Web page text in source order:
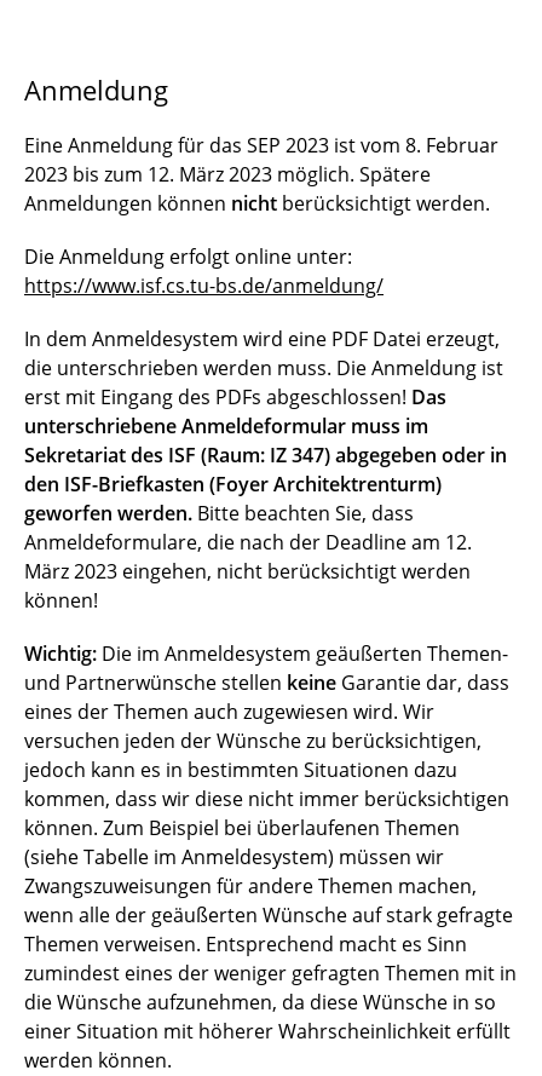
Anmeldung
Eine Anmeldung für das SEP 2023 ist vom 8. Februar
2023 bis zum 12. März 2023 möglich. Spätere
Anmeldungen können nicht berücksichtigt werden.
Die Anmeldung erfolgt online unter:
https://www.isf.cs.tu-bs.de/anmeldung/
In dem Anmeldesystem wird eine PDF Datei erzeugt,
die unterschrieben werden muss. Die Anmeldung ist
erst mit Eingang des PDFs abgeschlossen! Das
unterschriebene Anmeldeformular muss im
Sekretariat des ISF (Raum: IZ 347) abgegeben oder in
den ISF-Briefkasten (Foyer Architektrenturm)
geworfen werden. Bitte beachten Sie, dass
Anmeldeformulare, die nach der Deadline am 12.
März 2023 eingehen, nicht berücksichtigt werden
können!
Wichtig: Die im Anmeldesystem geäußerten Themen-
und Partnerwünsche stellen keine Garantie dar, dass
eines der Themen auch zugewiesen wird. Wir
versuchen jeden der Wünsche zu berücksichtigen,
jedoch kann es in bestimmten Situationen dazu
kommen, dass wir diese nicht immer berücksichtigen
können. Zum Beispiel bei überlaufenen Themen
(siehe Tabelle im Anmeldesystem) müssen wir
Zwangszuweisungen für andere Themen machen,
wenn alle der geäußerten Wünsche auf stark gefragte
Themen verweisen. Entsprechend macht es Sinn
zumindest eines der weniger gefragten Themen mit in
die Wünsche aufzunehmen, da diese Wünsche in so
einer Situation mit höherer Wahrscheinlichkeit erfüllt
werden können.